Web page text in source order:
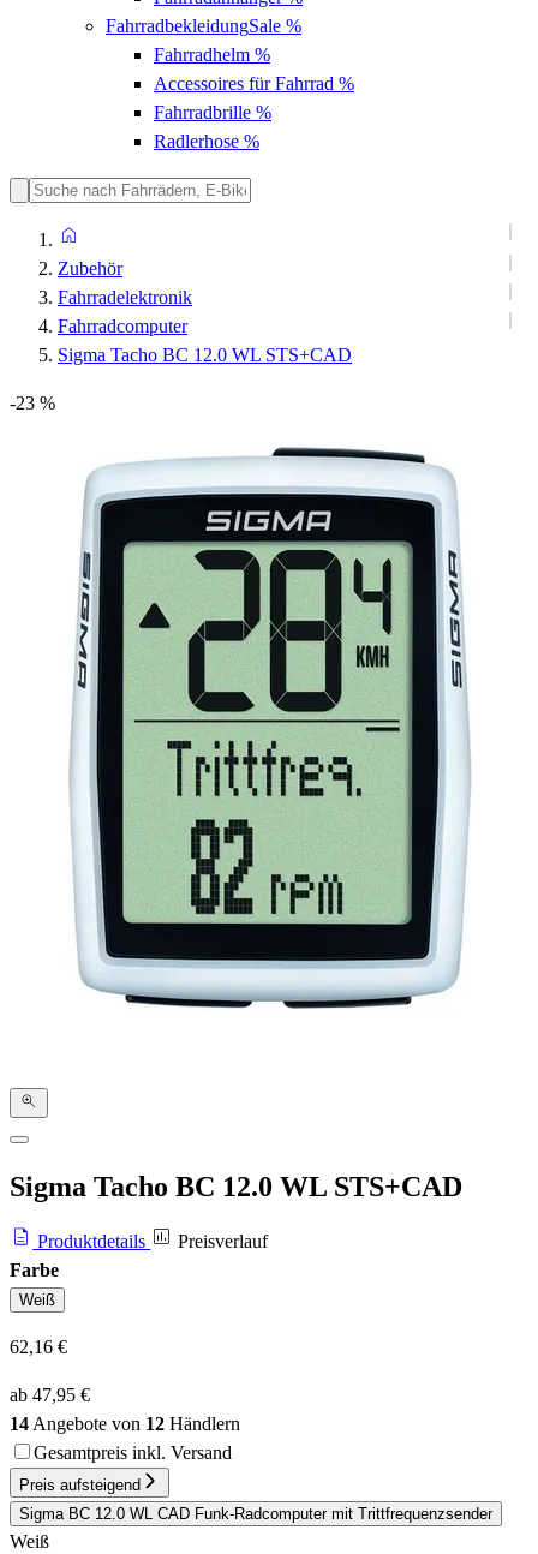
FahrradbekleidungSale %
Fahrradhelm %
Accessoires für Fahrrad %
Fahrradbrille %
Radlerhose %
Zubehör
Fahrradelektronik
Fahrradcomputer
Sigma Tacho BC 12.0 WL STS+CAD
-23 %
Sigma Tacho BC 12.0 WL STS+CAD
Produktdetails
Preisverlauf
Farbe
Weiß
62,16 €
ab 47,95 €
14 Angebote von 12 Händlern
Gesamtpreis inkl. Versand
Preis aufsteigend
Sigma BC 12.0 WL CAD Funk-Radcomputer mit Trittfrequenzsender
Weiß